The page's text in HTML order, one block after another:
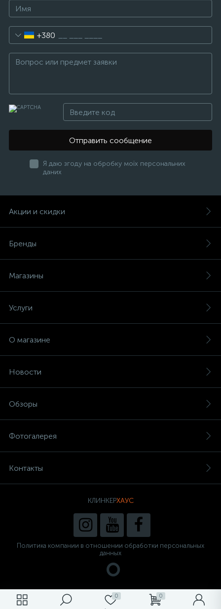
0 0
+380
Отправить сообщение
Я даю згоду на обробку моїх персональних
даних
Акции и скидки
Бренды
Магазины
Услуги
О магазине
Новости
Обзоры
Фотогалерея
Контакты
КЛИНКЕРХАУС
Политика компании в отношении обработки персональных
данных